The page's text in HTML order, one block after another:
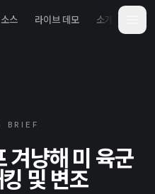
스 라이브 데모 소개
BRIEF
겨냥해 미 육군
및 변조